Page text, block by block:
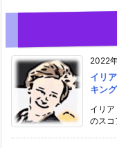
2022
イリ
キング
イリ
のスコ